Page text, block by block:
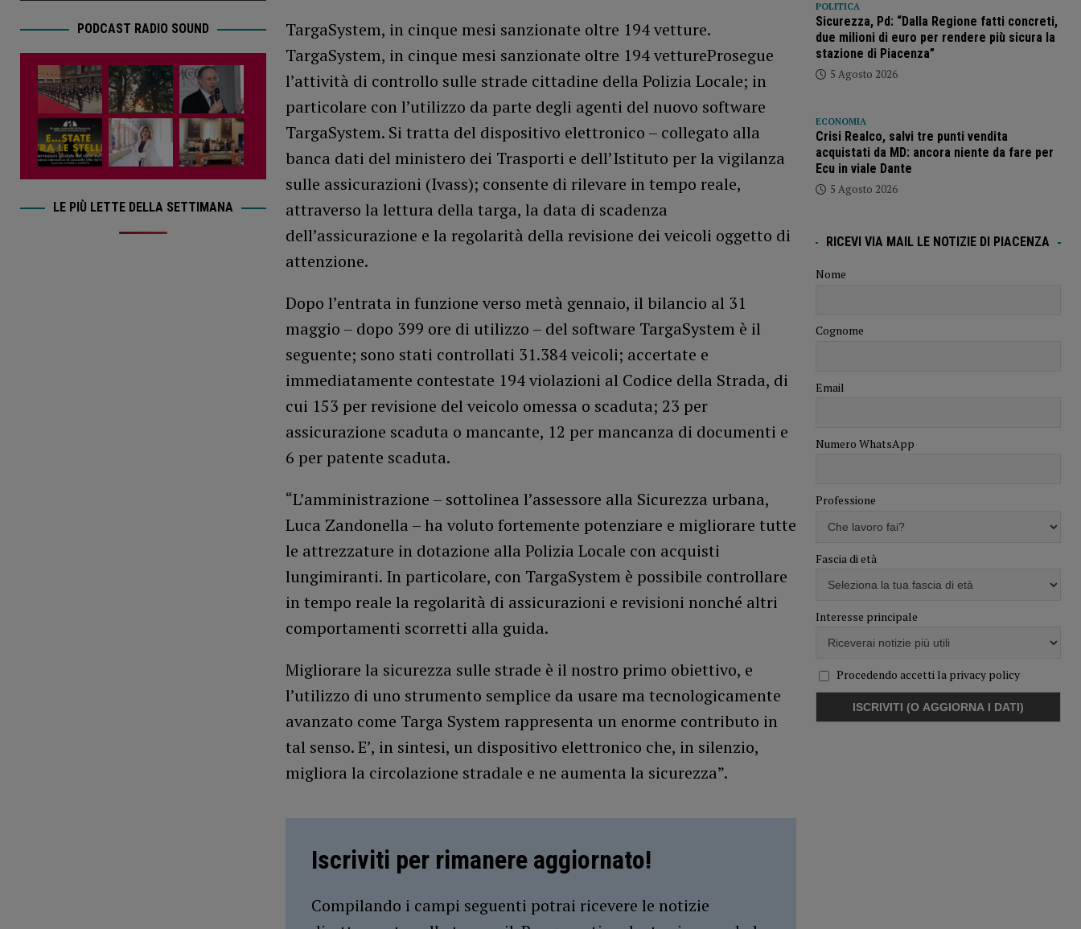
TargaSystem, in cinque mesi sanzionate oltre 194 vetture.
TargaSystem, in cinque mesi sanzionate oltre 194 vettureProsegue
l’attività di controllo sulle strade cittadine della Polizia Locale; in
particolare con l’utilizzo da parte degli agenti del nuovo software
TargaSystem. Si tratta del dispositivo elettronico – collegato alla
banca dati del ministero dei Trasporti e dell’Istituto per la vigilanza
sulle assicurazioni (Ivass); consente di rilevare in tempo reale,
attraverso la lettura della targa, la data di scadenza
dell’assicurazione e la regolarità della revisione dei veicoli oggetto di
attenzione.
Dopo l’entrata in funzione verso metà gennaio, il bilancio al 31
maggio – dopo 399 ore di utilizzo – del software TargaSystem è il
seguente; sono stati controllati 31.384 veicoli; accertate e
immediatamente contestate 194 violazioni al Codice della Strada, di
cui 153 per revisione del veicolo omessa o scaduta; 23 per
assicurazione scaduta o mancante, 12 per mancanza di documenti e
6 per patente scaduta.
“L’amministrazione – sottolinea l’assessore alla Sicurezza urbana,
Luca Zandonella – ha voluto fortemente potenziare e migliorare tutte
le attrezzature in dotazione alla Polizia Locale con acquisti
lungimiranti. In particolare, con TargaSystem è possibile controllare
in tempo reale la regolarità di assicurazioni e revisioni nonché altri
comportamenti scorretti alla guida.
Migliorare la sicurezza sulle strade è il nostro primo obiettivo, e
l’utilizzo di uno strumento semplice da usare ma tecnologicamente
avanzato come Targa System rappresenta un enorme contributo in
tal senso. E’, in sintesi, un dispositivo elettronico che, in silenzio,
migliora la circolazione stradale e ne aumenta la sicurezza”.
Iscriviti per rimanere aggiornato!
Compilando i campi seguenti potrai ricevere le notizie
PODCAST RADIO SOUND
LE PIÙ LETTE DELLA SETTIMANA
POLITICA
Sicurezza, Pd: “Dalla Regione fatti concreti,
due milioni di euro per rendere più sicura la
stazione di Piacenza”
5 Agosto 2026
ECONOMIA
Crisi Realco, salvi tre punti vendita
acquistati da MD: ancora niente da fare per
Ecu in viale Dante
5 Agosto 2026
RICEVI VIA MAIL LE NOTIZIE DI PIACENZA
Nome
Cognome
Email
Numero WhatsApp
Professione
Fascia di età
Interesse principale
Procedendo accetti la privacy policy